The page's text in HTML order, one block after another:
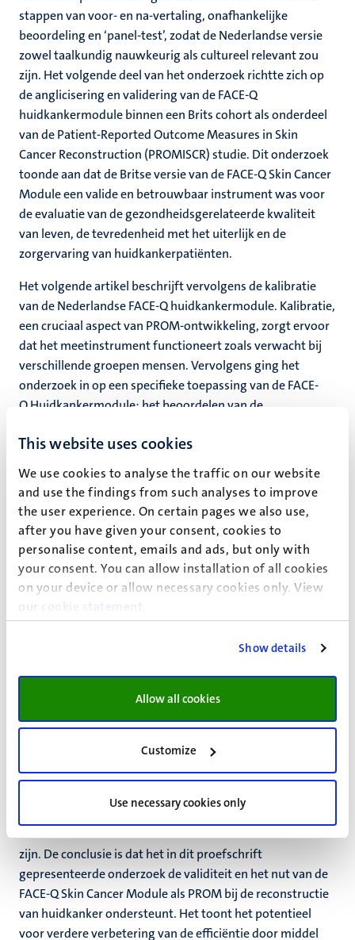
This website uses cookies
We use cookies to analyse the traffic on our website
and use the findings from such analyses to improve
the user experience. On certain pages we also use,
after you have given your consent, cookies to
personalise content, emails and ads, but only with
your consent. You can allow installation of all cookies
on your device or allow necessary cookies only. View
our
cookie statement
Show details
Allow all cookies
Customize
Use necessary cookies only
stappen van voor- en na-vertaling, onafhankelijke
beoordeling en ‘panel-test’, zodat de Nederlandse versie
zowel taalkundig nauwkeurig als cultureel relevant zou
zijn. Het volgende deel van het onderzoek richtte zich op
de anglicisering en validering van de FACE-Q
huidkankermodule binnen een Brits cohort als onderdeel
van de Patient-Reported Outcome Measures in Skin
Cancer Reconstruction (PROMISCR) studie. Dit onderzoek
toonde aan dat de Britse versie van de FACE-Q Skin Cancer
Module een valide en betrouwbaar instrument was voor
de evaluatie van de gezondheidsgerelateerde kwaliteit
van leven, de tevredenheid met het uiterlijk en de
zorgervaring van huidkankerpatiënten.
Het volgende artikel beschrijft vervolgens de kalibratie
van de Nederlandse FACE-Q huidkankermodule. Kalibratie,
een cruciaal aspect van PROM-ontwikkeling, zorgt ervoor
dat het meetinstrument functioneert zoals verwacht bij
verschillende groepen mensen. Vervolgens ging het
onderzoek in op een specifieke toepassing van de FACE-
Q Huidkankermodule: het beoordelen van de
neuspuntdefecten. Uit het onderzoek bleek dat de meeste
patiënten tevreden waren over hun uiterlijk na de
reconstructie en verschillende aspecten van de procedure,
wat het nut van de module bij de evaluatie van specifieke
chirurgische procedures aantoont. Vervolgens werd een
narratief overzicht van het gebruik van de FACE-Q
Aesthetic uitgevoerd. Dit overzicht benadrukte de
veelzijdigheid en toepasbaarheid van de module in
verschillende contexten, van de klinische praktijk tot
onderzoekssettings.
Het laatste deel van het proefschrift onderzocht de
mogelijkheden om de efficiëntie van de FACE-Q
Huidkankermodule te verbeteren door middel van
simulatiestudie werd aangetoond dat CAT het aantal
toegediende items aanzienlijk kan verminderen zonder
dat dit ten koste gaat van de precisie van de test. Deze
aanpak kan mogelijk een nieuwe invulling geven aan het
vakgebied, aangezien patiënten zo alleen die items
kunnen beantwoorden die voor hen het meest relevant
zijn. De conclusie is dat het in dit proefschrift
gepresenteerde onderzoek de validiteit en het nut van de
FACE-Q Skin Cancer Module als PROM bij de reconstructie
van huidkanker ondersteunt. Het toont het potentieel
voor verdere verbetering van de efficiëntie door middel